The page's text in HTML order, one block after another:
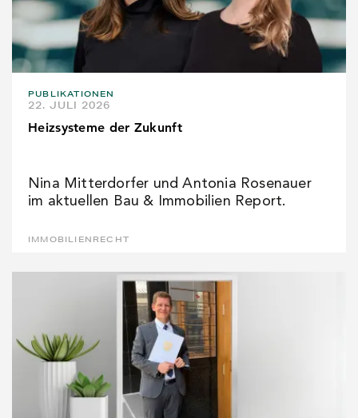
PUBLIKATIONEN
22. JULI 2026
Heizsysteme der Zukunft
Nina Mitterdorfer und Antonia Rosenauer
im aktuellen Bau & Immobilien Report.
IMMOBILIENRECHT